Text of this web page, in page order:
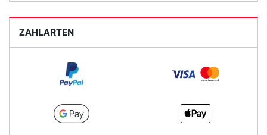
ZAHLARTEN